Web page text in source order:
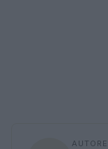
AUTORE